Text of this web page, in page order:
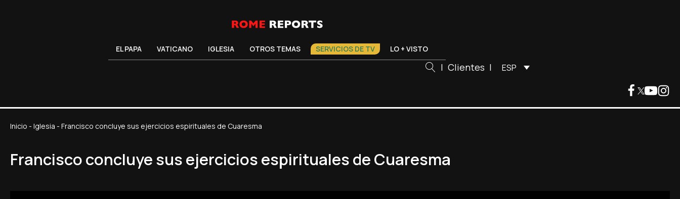
EL PAPA VATICANO IGLESIA OTROS TEMAS SERVICIOS DE TV LO + VISTO
| Clientes | ESP
Inicio - Iglesia - Francisco concluye sus ejercicios espirituales de Cuaresma
Francisco concluye sus ejercicios espirituales de Cuaresma